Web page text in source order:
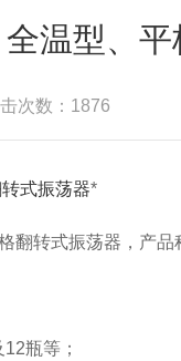
全温型、
次数：1876
式振荡器*
翻转式振荡器，产
12瓶等；